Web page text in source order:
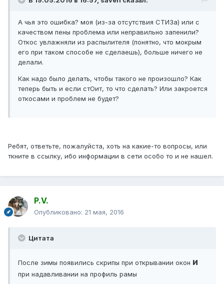
А чья это ошибка? моя (из-за отсутствия СТИЗа) или с
качеством пены проблема или неправильно запенили?
Откос увлажняли из распылителя (понятно, что мокрым
его при таком способе не сделаешь), больше ничего не
делали.
Как надо было делать, чтобы такого не произошло? Как
теперь быть и если стОит, то что сделать? Или закроется
откосами и проблем не будет?
Ребят, ответьте, пожалуйста, хоть на какие-то вопросы, или
ткните в ссылку, ибо информации в сети особо то и не нашел.
P.V.
Опубликовано: 21 мая, 2016
Цитата
После зимы появились скрипы при открывании окон и
при надавливании на профиль рамы